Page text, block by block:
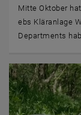
Mitte Oktober
ebs Kläranlage
Departments